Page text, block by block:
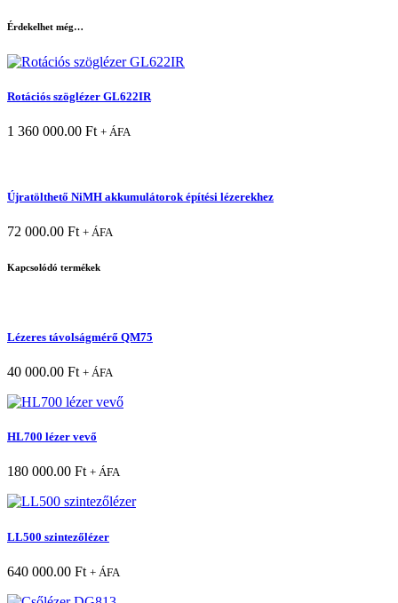
Érdekelhet még…
Rotációs szöglézer GL622IR
1 360 000.00 Ft + ÁFA
Újratölthető NiMH akkumulátorok építési lézerekhez
72 000.00 Ft + ÁFA
Kapcsolódó termékek
Lézeres távolságmérő QM75
40 000.00 Ft + ÁFA
HL700 lézer vevő
180 000.00 Ft + ÁFA
LL500 szintezőlézer
640 000.00 Ft + ÁFA